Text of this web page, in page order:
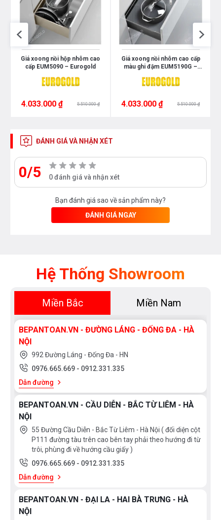
Giá xoong nồi hộp nhôm cao
cấp EUM5090 – Eurogold
4.033.000 ₫ 5.510.000 ₫
Giá xoong nồi nhôm cao cấp
màu ghi đậm EUM5190G –
4.033.000 ₫ 5.510.000 ₫
ĐÁNH GIÁ VÀ NHẬN XÉT
0/5 0 đánh giá và nhận xét
Bạn đánh giá sao về sản phẩm này?
ĐÁNH GIÁ NGAY
Hệ Thống Showroom
Miền Bắc Miền Nam
BEPANTOAN.VN - ĐƯỜNG LÁNG - ĐỐNG ĐA - HÀ
NỘI
992 Đường Láng - Đống Đa - HN
0976.665.669 - 0912.331.335
Dẫn đường
BEPANTOAN.VN - CẦU DIỄN - BẮC TỪ LIÊM - HÀ
NỘI
55 Đường Cầu Diễn - Bắc Từ Liêm - Hà Nội ( đối diện cột
P111 đường tàu trên cao bên tay phải theo hướng đi từ
trôi, phùng đi về hướng cầu giấy )
0976.665.669 - 0912.331.335
Dẫn đường
BEPANTOAN.VN - ĐẠI LA - HAI BÀ TRƯNG - HÀ
NỘI